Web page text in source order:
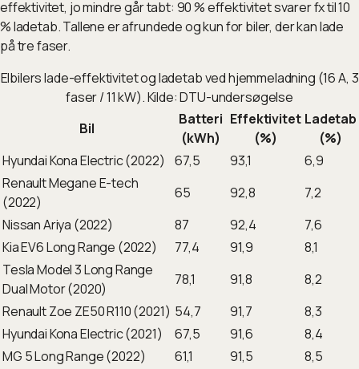
effektivitet, jo mindre går tabt: 90 % effektivitet svarer fx til 10
% ladetab. Tallene er afrundede og kun for biler, der kan lade
på tre faser.
Elbilers lade-effektivitet og ladetab ved hjemmeladning (16 A, 3
faser / 11 kW). Kilde: DTU-undersøgelse
Bil
Batteri
(kWh)
Effektivitet
(%)
Ladetab
(%)
Hyundai Kona Electric (2022)
67,5 93,1
6,9
Renault Megane E-tech
(2022)
65 92,8
7,2
Nissan Ariya (2022)
87 92,4
7,6
Kia EV6 Long Range (2022)
77,4 91,9
8,1
Tesla Model 3 Long Range
Dual Motor (2020)
78,1 91,8
8,2
Renault Zoe ZE50 R110 (2021) 54,7 91,7
8,3
Hyundai Kona Electric (2021)
67,5 91,6
8,4
MG 5 Long Range (2022)
61,1 91,5
8,5